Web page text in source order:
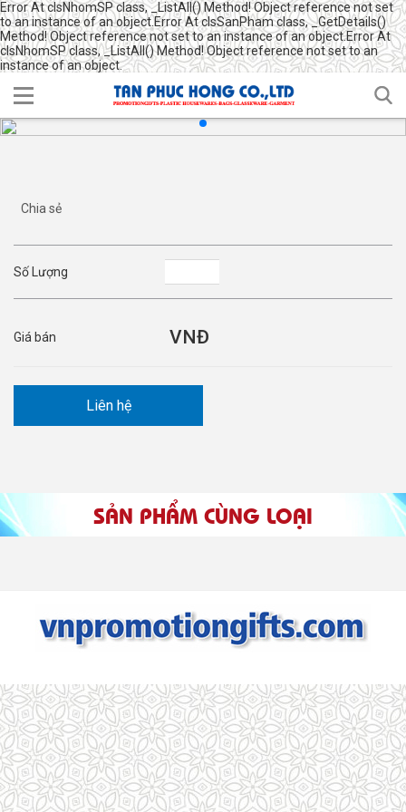
Error At clsNhomSP class, _ListAll() Method! Object reference not set
to an instance of an object.Error At clsSanPham class, _GetDetails()
Method! Object reference not set to an instance of an object.Error At
clsNhomSP class, _ListAll() Method! Object reference not set to an
instance of an object.
Chia sẻ
Số Lượng
Giá bán
SẢN PHẨM CÙNG LOẠI